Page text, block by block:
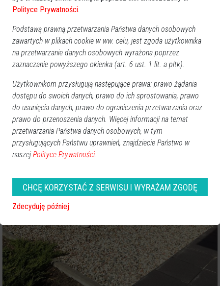
Polityce Prywatności.
Podstawą prawną przetwarzania Państwa danych osobowych
zawartych w plikach cookie w ww. celu, jest zgoda użytkownika
na przetwarzanie danych osobowych wyrażona poprzez
zaznaczanie powyższego okienka (art. 6 ust. 1 lit. a pltk).
Użytkownikom przysługują następujące prawa: prawo żądania
dostępu do swoich danych, prawo do ich sprostowania, prawo
do usunięcia danych, prawo do ograniczenia przetwarzania oraz
prawo do przenoszenia danych. Więcej informacji na temat
przetwarzania Państwa danych osobowych, w tym
przysługujących Państwu uprawnień, znajdziecie Państwo w
naszej Polityce Prywatności.
CHCĘ KORZYSTAĆ Z SERWISU I WYRAŻAM ZGODĘ
Zdecyduję później